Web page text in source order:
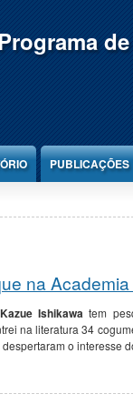
PUBLICAÇÕES
na
Ishikawa tem
na literatura 34
o interesse